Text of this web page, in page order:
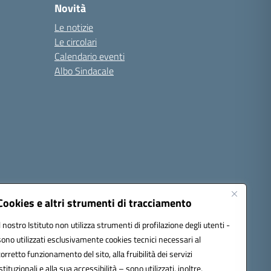
e altri strumenti di tracciamento
nostro Istituto non utilizza strumenti di profilazione degli utenti -
utilizzati esclusivamente cookies tecnici necessari al
funzionamento del sito, alla fruibilità dei servizi
e alla sua accessibilità – sono utilizzati, inoltre,
Novità
Le notizie
Le circolari
Calendario eventi
Albo Sindacale